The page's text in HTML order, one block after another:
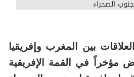
بين المغرب وإفريقيا
مؤخراً في القمة الإفريقية